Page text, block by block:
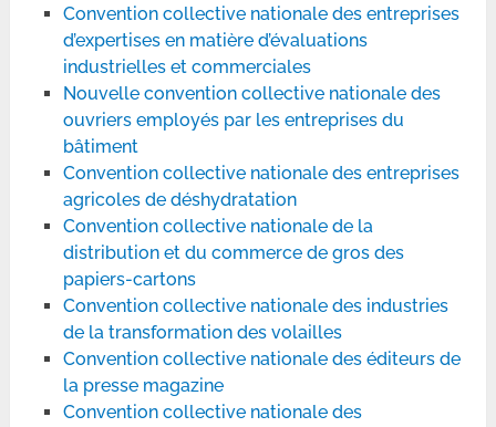
Convention collective nationale des entreprises
d’expertises en matière d’évaluations
industrielles et commerciales
Nouvelle convention collective nationale des
ouvriers employés par les entreprises du
bâtiment
Convention collective nationale des entreprises
agricoles de déshydratation
Convention collective nationale de la
distribution et du commerce de gros des
papiers-cartons
Convention collective nationale des industries
de la transformation des volailles
Convention collective nationale des éditeurs de
la presse magazine
Convention collective nationale des